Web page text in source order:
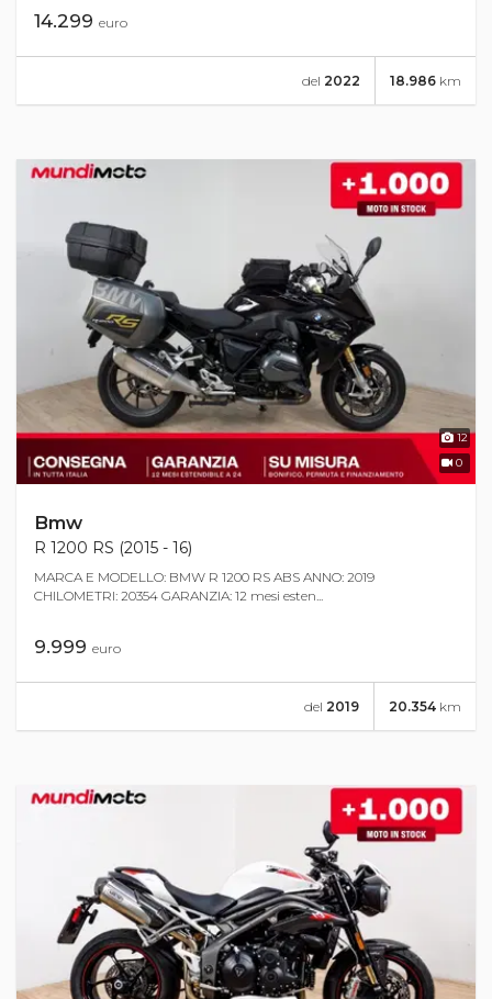
14.299 euro
18.986 km
del 2022
12
0
Bmw
R 1200 RS (2015 - 16)
MARCA E MODELLO: BMW R 1200 RS ABS ANNO: 2019
CHILOMETRI: 20354 GARANZIA: 12 mesi esten...
9.999 euro
20.354 km
del 2019